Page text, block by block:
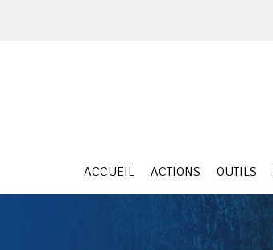
ACCUEIL ACTIONS OUTILS